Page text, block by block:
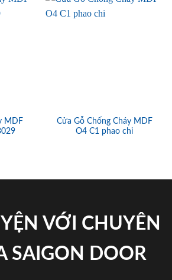
MDF
Cửa Gỗ Chống Cháy MDF
O4 C1 phao chi
VỚI CHUYÊN
SAIGON DOOR